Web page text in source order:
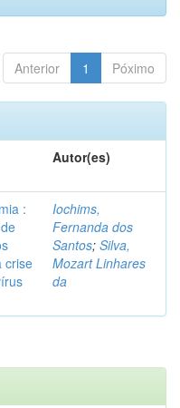
Anterior 1 Póximo
Autor(es)
:
crise
Iochims,
Fernanda dos
Santos; Silva,
Mozart Linhares
da